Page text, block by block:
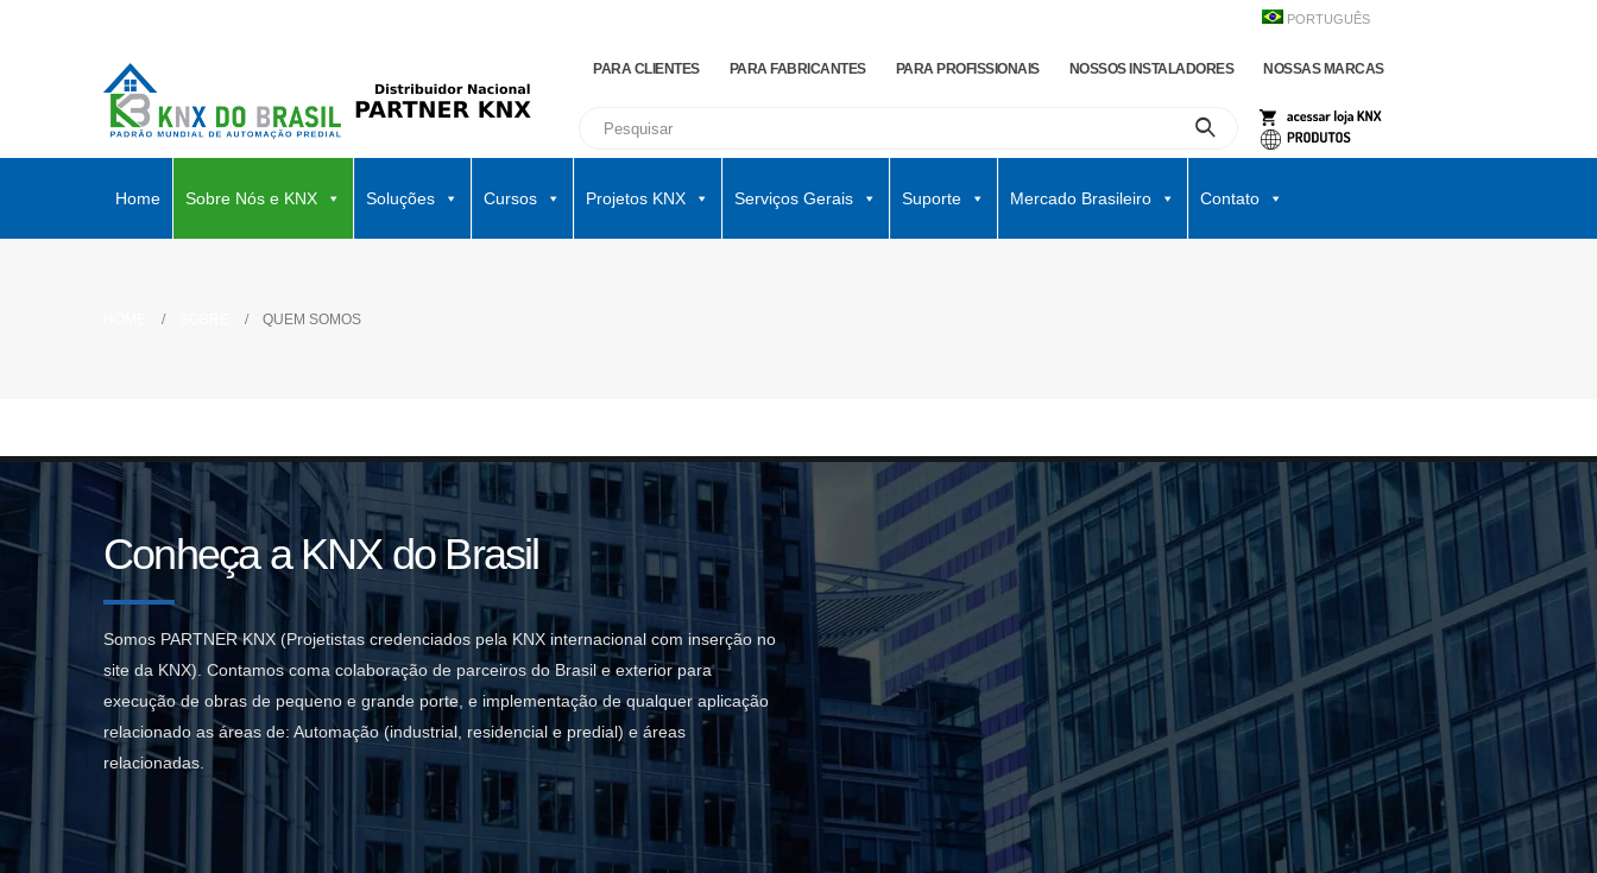
PORTUGUÊS
PARA CLIENTES PARA FABRICANTES PARA PROFISSIONAIS NOSSOS INSTALADORES NOSSAS MARCAS
Home Sobre Nós e KNX Soluções Cursos Projetos KNX Serviços Gerais Suporte Mercado Brasileiro Contato
QUEM SOMOS
Conheça a KNX do Brasil
Somos PARTNER KNX (Projetistas credenciados pela KNX internacional com inserção no
site da KNX). Contamos coma colaboração de parceiros do Brasil e exterior para
execução de obras de pequeno e grande porte, e implementação de qualquer aplicação
relacionado as áreas de: Automação (industrial, residencial e predial) e áreas
relacionadas.